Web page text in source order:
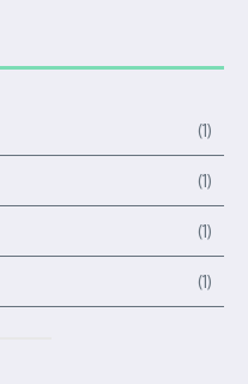
(1)
(1)
(1)
(1)